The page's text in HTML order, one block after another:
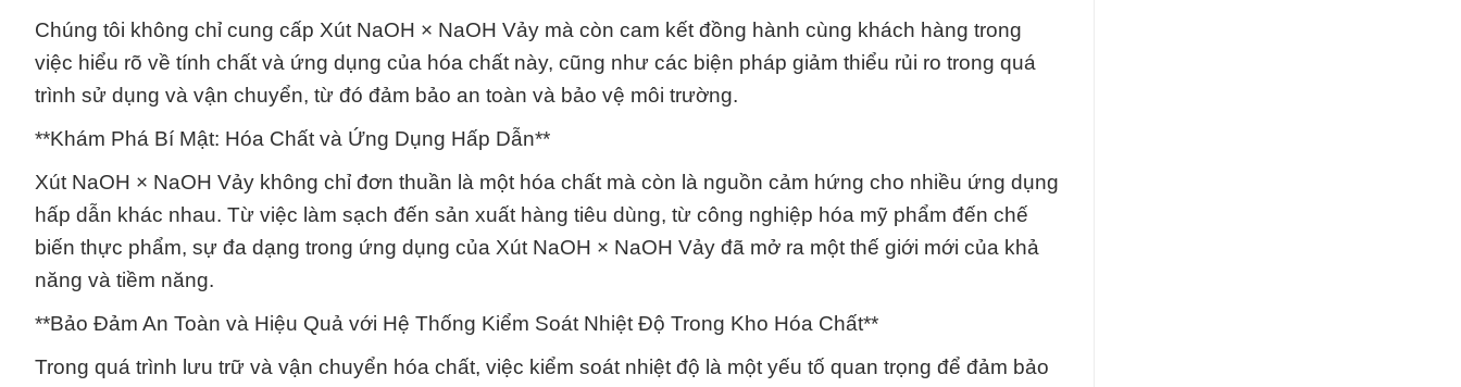
Chúng tôi không chỉ cung cấp Xút NaOH × NaOH Vảy mà còn cam kết đồng hành cùng khách hàng trong
việc hiểu rõ về tính chất và ứng dụng của hóa chất này, cũng như các biện pháp giảm thiểu rủi ro trong quá
trình sử dụng và vận chuyển, từ đó đảm bảo an toàn và bảo vệ môi trường.
**Khám Phá Bí Mật: Hóa Chất và Ứng Dụng Hấp Dẫn**
Xút NaOH × NaOH Vảy không chỉ đơn thuần là một hóa chất mà còn là nguồn cảm hứng cho nhiều ứng dụng
hấp dẫn khác nhau. Từ việc làm sạch đến sản xuất hàng tiêu dùng, từ công nghiệp hóa mỹ phẩm đến chế
biến thực phẩm, sự đa dạng trong ứng dụng của Xút NaOH × NaOH Vảy đã mở ra một thế giới mới của khả
năng và tiềm năng.
**Bảo Đảm An Toàn và Hiệu Quả với Hệ Thống Kiểm Soát Nhiệt Độ Trong Kho Hóa Chất**
Trong quá trình lưu trữ và vận chuyển hóa chất, việc kiểm soát nhiệt độ là một yếu tố quan trọng để đảm bảo